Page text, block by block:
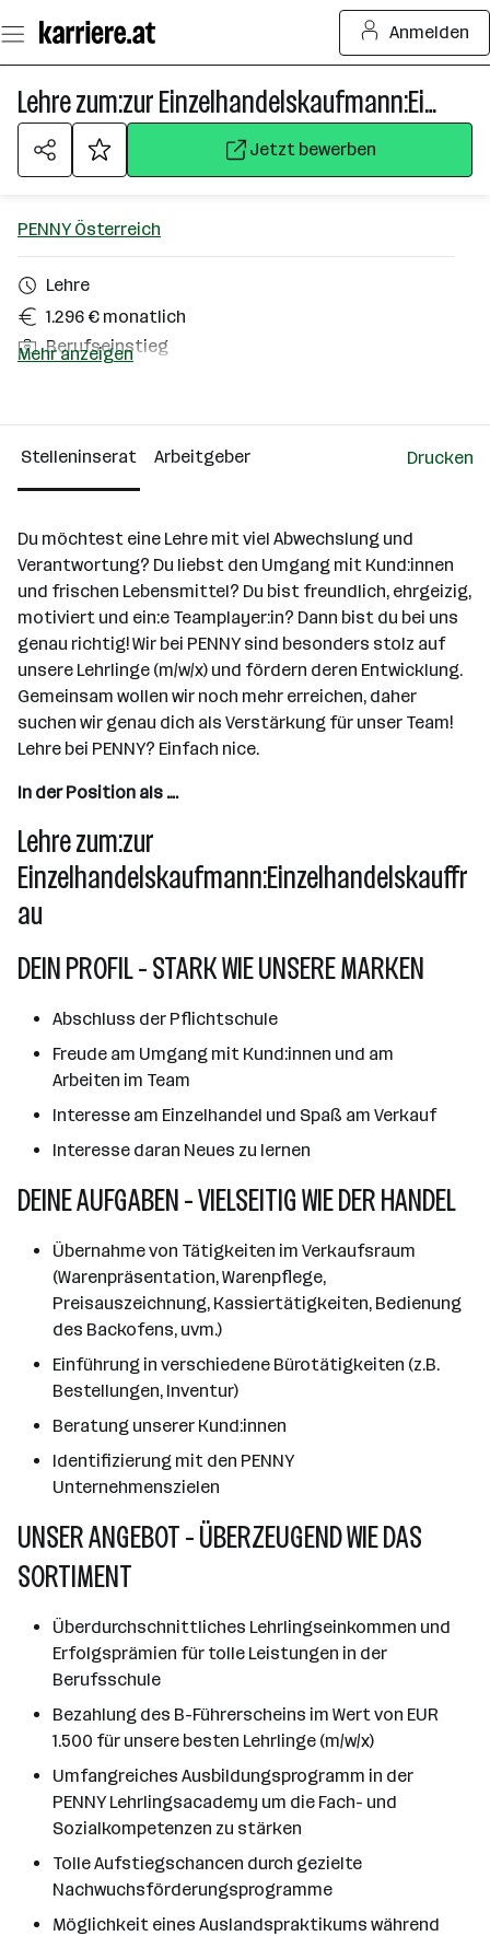
Seiteninhalt
springen
Anmelden
Lehre zum:zur Einzelhandelskaufmann:Einzelhandelskauffrau
Jetzt bewerben
PENNY Österreich
Lehre
1.296 € monatlich
Berufseinstieg
Über das Unternehmen
501+ Mitarbeiter*innen
Mehr anzeigen
Stelleninserat Arbeitgeber Drucken
Du möchtest eine Lehre mit viel Abwechslung und
Verantwortung? Du liebst den Umgang mit Kund:innen
und frischen Lebensmittel? Du bist freundlich, ehrgeizig,
motiviert und ein:e Teamplayer:in? Dann bist du bei uns
genau richtig! Wir bei PENNY sind besonders stolz auf
unsere Lehrlinge (m/w/x) und fördern deren Entwicklung.
Gemeinsam wollen wir noch mehr erreichen, daher
suchen wir genau dich als Verstärkung für unser Team!
Lehre bei PENNY? Einfach nice.
In der Position als ….
Lehre zum:zur
Einzelhandelskaufmann:Einzelhandelskauffr
au
DEIN PROFIL - STARK WIE UNSERE MARKEN
Abschluss der Pflichtschule
Freude am Umgang mit Kund:innen und am
Arbeiten im Team
Interesse am Einzelhandel und Spaß am Verkauf
Interesse daran Neues zu lernen
DEINE AUFGABEN - VIELSEITIG WIE DER HANDEL
Übernahme von Tätigkeiten im Verkaufsraum
(Warenpräsentation, Warenpflege,
Preisauszeichnung, Kassiertätigkeiten, Bedienung
des Backofens, uvm.)
Einführung in verschiedene Bürotätigkeiten (z.B.
Bestellungen, Inventur)
Beratung unserer Kund:innen
Identifizierung mit den PENNY
Unternehmenszielen
UNSER ANGEBOT - ÜBERZEUGEND WIE DAS
SORTIMENT
Überdurchschnittliches Lehrlingseinkommen und
Erfolgsprämien für tolle Leistungen in der
Berufsschule
Bezahlung des B-Führerscheins im Wert von EUR
1.500 für unsere besten Lehrlinge (m/w/x)
Umfangreiches Ausbildungsprogramm in der
PENNY Lehrlingsacademy um die Fach- und
Sozialkompetenzen zu stärken
Tolle Aufstiegschancen durch gezielte
Nachwuchsförderungsprogramme
Möglichkeit eines Auslandspraktikums während